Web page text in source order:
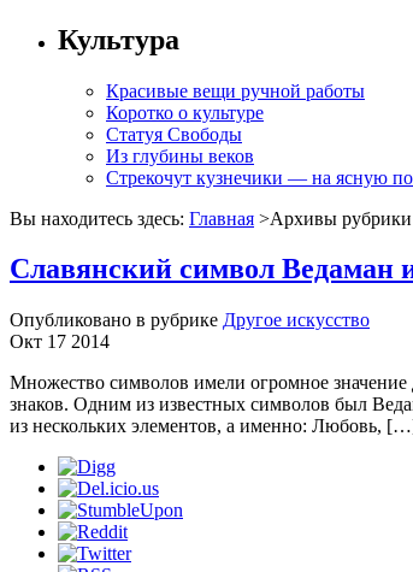
Культура
Красивые вещи ручной работы
Коротко о культуре
Статуя Свободы
Из глубины веков
Стрекочут кузнечики — на ясную
Вы находитесь здесь: Главная >Архивы рубрики
Славянский символ Ведаман
Опубликовано в рубрике Другое искусство
Окт 17 2014
Множество символов имели огромное
знаков. Одним из известных символов был
из нескольких элементов, а именно: Любовь,